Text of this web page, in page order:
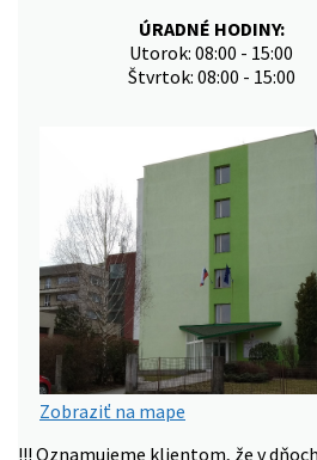
ÚRADNÉ HODINY:
Utorok: 08:00 - 15:00
Štvrtok: 08:00 - 15:00
Zobraziť na mape
!!! Oznamujeme klientom, že v dňoch